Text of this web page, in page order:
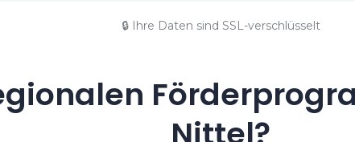
🔒 Ihre Daten sind SSL-verschlüsselt